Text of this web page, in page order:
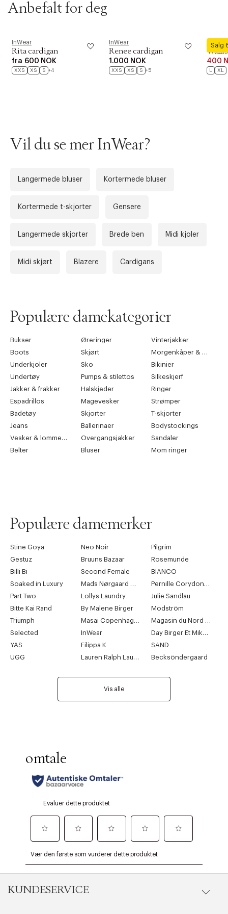
Anbefalt for deg
InWear
Rita cardigan
fra 600 NOK
XXS XS S +4
InWear
Renee cardigan
1.000 NOK
XXS XS S +5
Salg
InWear
400
L XL
Forrige
Vil du se mer InWear?
Langermede bluser Kortermede bluser
Kortermede t-skjorter Gensere
Langermede skjorter Brede ben Midi kjoler
Midi skjørt Blazere Cardigans
Populære damekategorier
Bukser Øreringer
Vinterjakker
Boots
Skjørt
Morgenkåper & kimonoer
Underkjoler
Sko
Bikinier
Undertøy
Pumps & stilettos
Silkeskjerf
Jakker & frakker
Halskjeder
Ringer
Espadrillos
Magevesker
Strømper
Badetøy
Skjorter
T-skjorter
Jeans
Ballerinaer
Bodystockings
Vesker & lommebøker
Overgangsjakker
Sandaler
Belter
Bluser Mom ringer
Populære damemerker
Stine Goya Neo Noir
Pilgrim
Gestuz
Bruuns Bazaar
Rosemunde
Billi Bi
Second Female
BIANCO
Soaked in Luxury
Mads Nørgaard Copenhagen
Pernille Corydon Jewellery
Part Two
Lollys Laundry
Julie Sandlau
Bitte Kai Rand
By Malene Birger
Modström
Triumph
Masai Copenhagen
Magasin du Nord Collection
Selected
InWear
Day Birger Et Mikkelsen
YAS
Filippa K
SAND
UGG
Lauren Ralph Lauren Becksöndergaard
Vis alle
KUNDESERVICE